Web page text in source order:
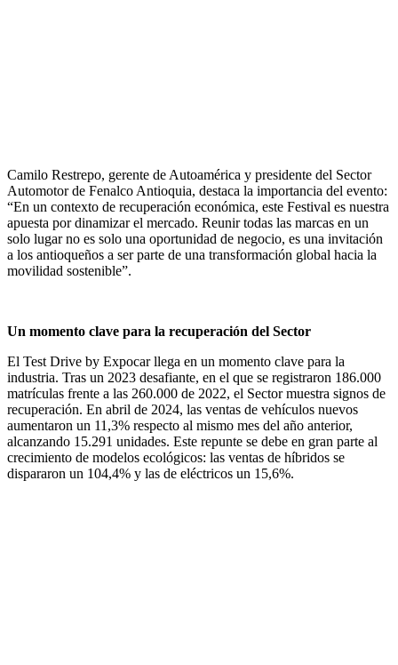
Camilo Restrepo, gerente de Autoamérica y presidente del Sector
Automotor de Fenalco Antioquia, destaca la importancia del evento:
“En un contexto de recuperación económica, este Festival es nuestra
apuesta por dinamizar el mercado. Reunir todas las marcas en un
solo lugar no es solo una oportunidad de negocio, es una invitación
a los antioqueños a ser parte de una transformación global hacia la
movilidad sostenible”.
Un momento clave para la recuperación del Sector
El Test Drive by Expocar llega en un momento clave para la
industria. Tras un 2023 desafiante, en el que se registraron 186.000
matrículas frente a las 260.000 de 2022, el Sector muestra signos de
recuperación. En abril de 2024, las ventas de vehículos nuevos
aumentaron un 11,3% respecto al mismo mes del año anterior,
alcanzando 15.291 unidades. Este repunte se debe en gran parte al
crecimiento de modelos ecológicos: las ventas de híbridos se
dispararon un 104,4% y las de eléctricos un 15,6%.